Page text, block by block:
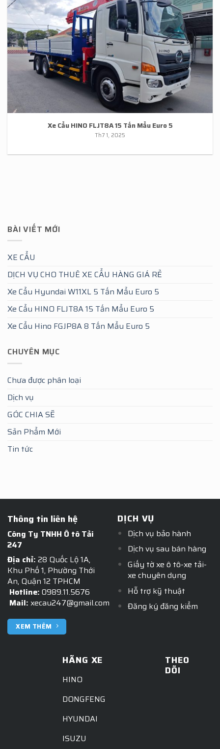
Xe Cẩu HINO FLJT8A 15 Tấn Mẩu Euro 5
Th7 1, 2025
BÀI VIẾT MỚI
XE CẨU
DỊCH VỤ CHO THUÊ XE CẨU HÀNG GIÁ RẺ
Xe Cẩu Hyundai W11XL 5 Tấn Mẩu Euro 5
Xe Cẩu HINO FLJT8A 15 Tấn Mẩu Euro 5
Xe Cẩu Hino FGJP8A 8 Tấn Mẩu Euro 5
CHUYÊN MỤC
Chưa được phân loại
Dịch vụ
GÓC CHIA SẼ
Sản Phẩm Mới
Tin tức
Thông tin liên hệ
Công Ty TNHH Ô tô Tải
247
Địa chỉ: 28 Quốc Lộ 1A,
Khu Phố 1, Phường Thới
An, Quận 12 TPHCM
Hotline: 0989.11.5676
Mail: xecau247@gmail.com
XEM THÊM
DỊCH VỤ
Dịch vụ bảo hành
Dịch vụ sau bán hàng
Giấy tờ xe ô tô-xe tải-
xe chuyên dụng
Hỗ trợ kỹ thuật
Đăng ký đăng kiểm
HÃNG XE
HINO
DONGFENG
HYUNDAI
ISUZU
THEO
DÕI